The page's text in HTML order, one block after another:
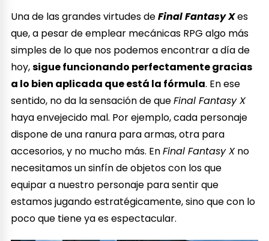
Una de las grandes virtudes deFinal Fantasy Xes
que, a pesar de emplear mecánicas RPG algo más
simples de lo que nos podemos encontrar a día de
hoy,sigue funcionando perfectamente gracias
a lo bien aplicada que está la fórmula. En ese
sentido, no da la sensación de queFinal Fantasy X
haya envejecido mal. Por ejemplo, cada personaje
dispone de una ranura para armas, otra para
accesorios, y no mucho más. EnFinal Fantasy Xno
necesitamos un sinfín de objetos con los que
equipar a nuestro personaje para sentir que
estamos jugando estratégicamente, sino que con lo
poco que tiene ya es espectacular.